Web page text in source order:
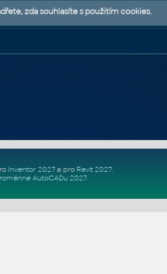
Inventor 2027a pro Revit 2027.
AutoCADu 2027.
zda souhlasíte s použitím cookies.